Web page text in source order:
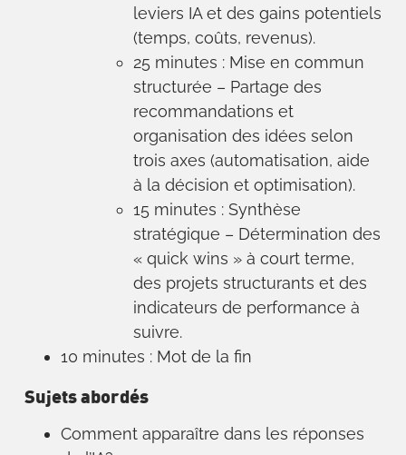
leviers IA et des gains potentiels
(temps, coûts, revenus).
25 minutes : Mise en commun
structurée – Partage des
recommandations et
organisation des idées selon
trois axes (automatisation, aide
à la décision et optimisation).
15 minutes : Synthèse
stratégique – Détermination des
« quick wins » à court terme,
des projets structurants et des
indicateurs de performance à
suivre.
10 minutes : Mot de la fin
Sujets abordés
Comment apparaître dans les réponses